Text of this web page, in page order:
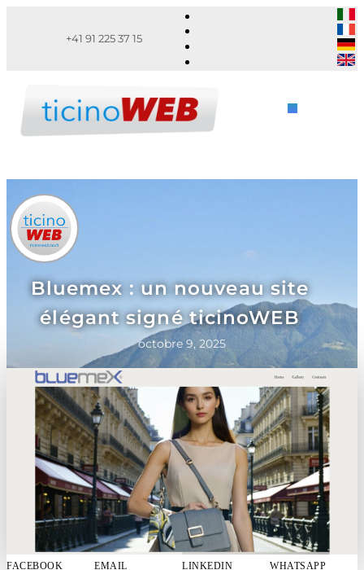
+41 91 225 37 15
Bluemex : un nouveau site
élégant signé ticinoWEB
octobre 9, 2025
FACEBOOK EMAIL LINKEDIN WHATSAPP